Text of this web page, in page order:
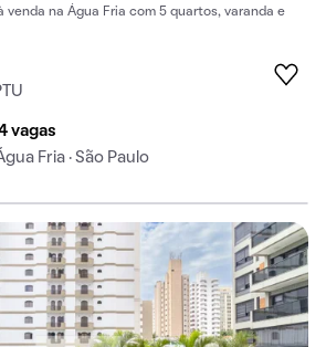
venda na Água Fria com 5 quartos, varanda e
vagas
Fria · São Paulo